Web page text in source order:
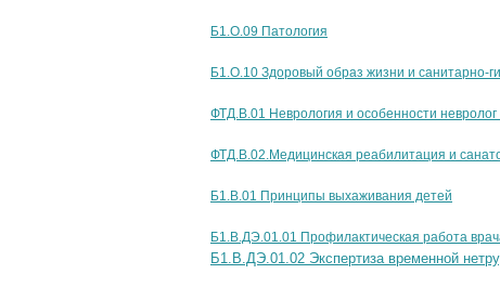
Б1.О.09 Патология
Б1.О.10 Здоровый образ жизни и санитарно-
ФТД.В.01 Неврология и особенности невролог
ФТД.В.02.Медицинская реабилитация и
Б1.В.01 Принципы выхаживания детей
Б1.В.ДЭ.01.01 Профилактическая работа
Б1.В.ДЭ.01.02 Экспертиза временной